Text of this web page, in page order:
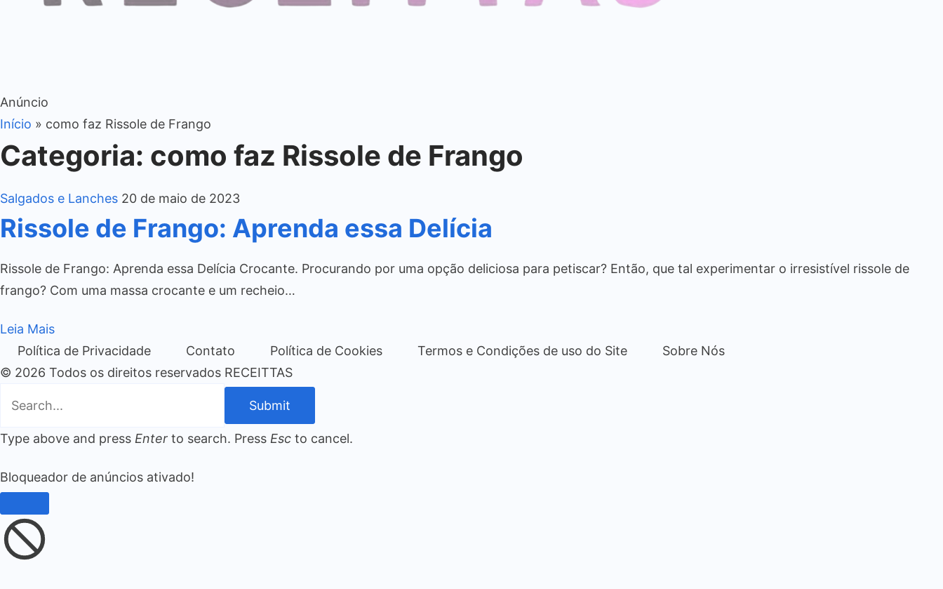
Anúncio
Início » como faz Rissole de Frango
Categoria: como faz Rissole de Frango
Salgados e Lanches 20 de maio de 2023
Rissole de Frango: Aprenda essa Delícia
Rissole de Frango: Aprenda essa Delícia Crocante. Procurando por uma opção deliciosa para petiscar? Então, que tal experimentar o irresistível rissole de
frango? Com uma massa crocante e um recheio…
Leia Mais
Política de Privacidade
Contato Política de Cookies Termos e Condições de uso do Site
Sobre Nós
© 2026 Todos os direitos reservados RECEITTAS
Submit
Type above and press Enter to search. Press Esc to cancel.
Bloqueador de anúncios ativado!